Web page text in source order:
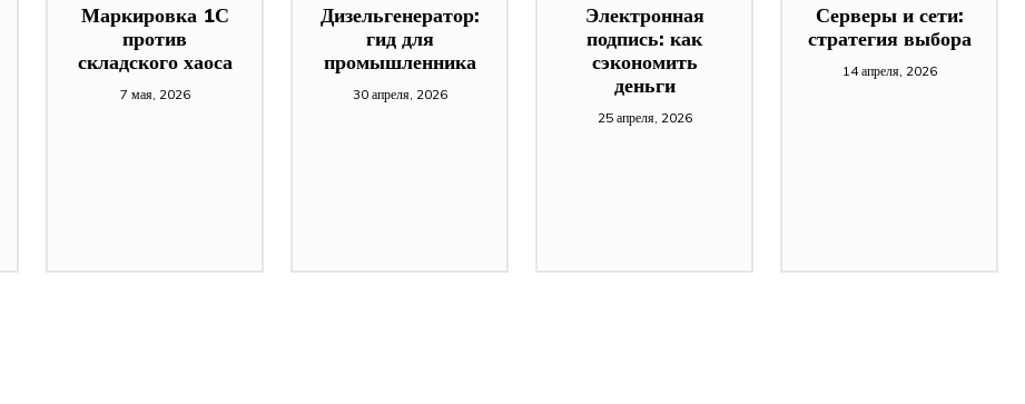
Маркировка 1С
против
складского хаоса
7 мая, 2026
Дизельгенератор:
гид для
промышленника
30 апреля, 2026
Электронная
подпись: как
сэкономить
деньги
25 апреля, 2026
Серверы и сети:
стратегия выбора
14 апреля, 2026